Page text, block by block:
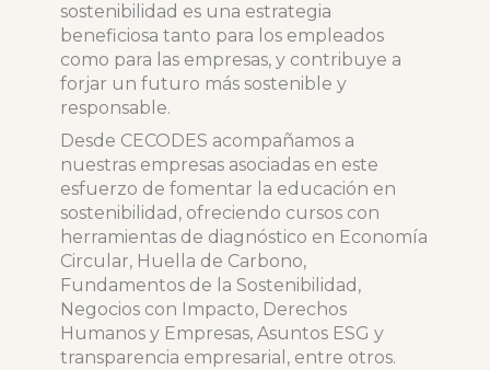
sostenibilidad es una estrategia
beneficiosa tanto para los empleados
como para las empresas, y contribuye a
forjar un futuro más sostenible y
responsable.
Desde CECODES acompañamos a
nuestras empresas asociadas en este
esfuerzo de fomentar la educación en
sostenibilidad, ofreciendo cursos con
herramientas de diagnóstico en Economía
Circular, Huella de Carbono,
Fundamentos de la Sostenibilidad,
Negocios con Impacto, Derechos
Humanos y Empresas, Asuntos ESG y
transparencia empresarial, entre otros.